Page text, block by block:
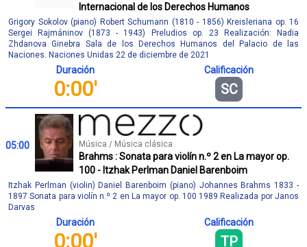
Internacional de los Derechos Humanos
Grigory Sokolov (piano) Robert Schumann (1810 - 1856) Kreisleriana op. 16
Sergei Rajmáninov (1873 - 1943) Preludios op. 23 Realización: Nadia
Zhdanova Ginebra Sala de los Derechos Humanos del Palacio de las
Naciones. Naciones Unidas 22 de diciembre de 2021
Duración
0:00'
Calificación
SC
05:00 Música / Música clásica
Brahms : Sonata para violín n.º 2 en La mayor op.
100 - Itzhak Perlman Daniel Barenboim
Itzhak Perlman (violin) Daniel Barenboim (piano) Johannes Brahms 1833 -
1897 Sonata para violín n.º 2 en La mayor op. 100 1989 Realizada por Janos
Darvas
Duración
0:00'
Calificación
TP